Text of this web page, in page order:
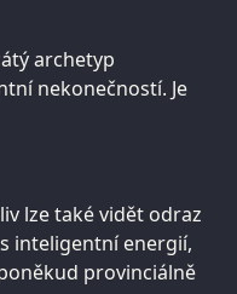
archetyp
nekonečností. Je
lze také vidět odraz
inteligentní energií,
provinciálně